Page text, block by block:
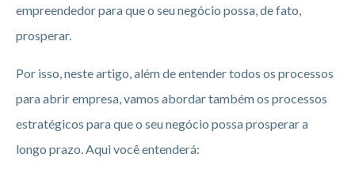
empreendedor para que o seu negócio possa, de fato,
prosperar.
Por isso, neste artigo, além de entender todos os processos
para abrir empresa, vamos abordar também os processos
estratégicos para que o seu negócio possa prosperar a
longo prazo. Aqui você entenderá: